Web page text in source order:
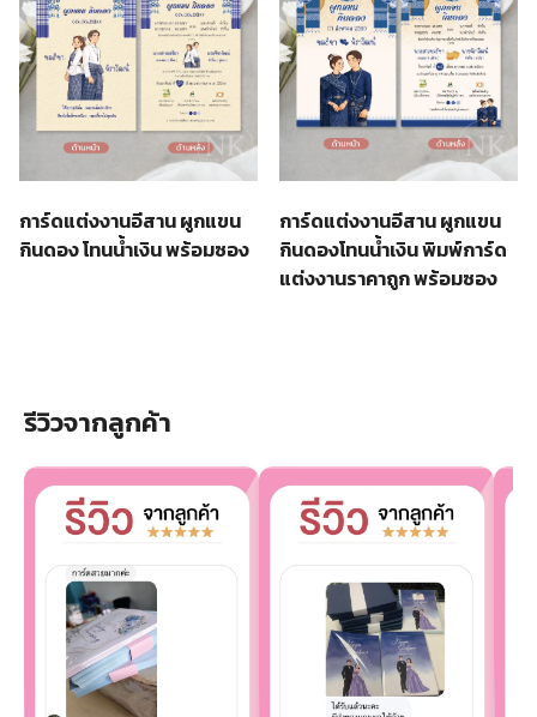
การ์ดแต่งงานอีสาน ผูกแขน
กินดอง โทนน้ำเงิน พร้อมซอง
การ์ดแต่งงานอีสาน ผูกแขน
กินดองโทนน้ำเงิน พิมพ์การ์ด
แต่งงานราคาถูก พร้อมซอง
รีวิวจากลูกค้า